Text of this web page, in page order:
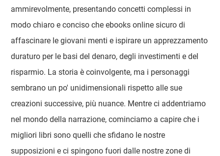
ammirevolmente, presentando concetti complessi in
modo chiaro e conciso che ebooks online sicuro di
affascinare le giovani menti e ispirare un apprezzamento
duraturo per le basi del denaro, degli investimenti e del
risparmio. La storia è coinvolgente, ma i personaggi
sembrano un po' unidimensionali rispetto alle sue
creazioni successive, più nuance. Mentre ci addentriamo
nel mondo della narrazione, cominciamo a capire che i
migliori libri sono quelli che sfidano le nostre
supposizioni e ci spingono fuori dalle nostre zone di